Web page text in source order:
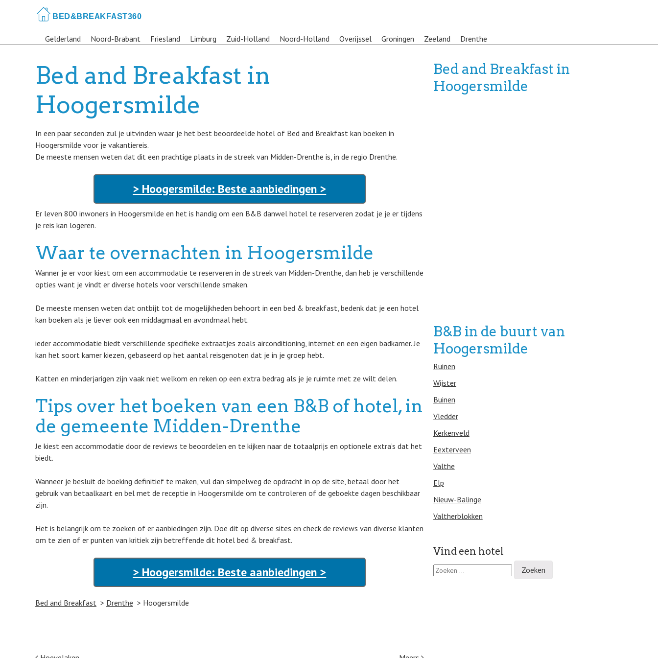
Gelderland Noord-Brabant Friesland Limburg Zuid-Holland Noord-Holland Overijssel Groningen Zeeland Drenthe
Bed and Breakfast in
Hoogersmilde
In een paar seconden zul je uitvinden waar je het best beoordeelde hotel of Bed and Breakfast kan boeken in
Hoogersmilde voor je vakantiereis.
De meeste mensen weten dat dit een prachtige plaats in de streek van Midden-Drenthe is, in de regio Drenthe.
> Hoogersmilde: Beste aanbiedingen >
Er leven 800 inwoners in Hoogersmilde en het is handig om een B&B danwel hotel te reserveren zodat je je er tijdens
je reis kan logeren.
Waar te overnachten in Hoogersmilde
Wanner je er voor kiest om een accommodatie te reserveren in de streek van Midden-Drenthe, dan heb je verschillende
opties want je vindt er diverse hotels voor verschillende smaken.
De meeste mensen weten dat ontbijt tot de mogelijkheden behoort in een bed & breakfast, bedenk dat je een hotel
kan boeken als je liever ook een middagmaal en avondmaal hebt.
ieder accommodatie biedt verschillende specifieke extraatjes zoals airconditioning, internet en een eigen badkamer. Je
kan het soort kamer kiezen, gebaseerd op het aantal reisgenoten dat je in je groep hebt.
Katten en minderjarigen zijn vaak niet welkom en reken op een extra bedrag als je je ruimte met ze wilt delen.
Tips over het boeken van een B&B of hotel, in
de gemeente Midden-Drenthe
Je kiest een accommodatie door de reviews te beoordelen en te kijken naar de totaalprijs en optionele extra’s dat het
biedt.
Wanneer je besluit de boeking definitief te maken, vul dan simpelweg de opdracht in op de site, betaal door het
gebruik van betaalkaart en bel met de receptie in Hoogersmilde om te controleren of de geboekte dagen beschikbaar
zijn.
Het is belangrijk om te zoeken of er aanbiedingen zijn. Doe dit op diverse sites en check de reviews van diverse klanten
om te zien of er punten van kritiek zijn betreffende dit hotel bed & breakfast.
> Hoogersmilde: Beste aanbiedingen >
Bed and Breakfast Drenthe Hoogersmilde
Bed and Breakfast in
Hoogersmilde
B&B in de buurt van
Hoogersmilde
Ruinen
Wijster
Buinen
Vledder
Kerkenveld
Eexterveen
Valthe
Elp
Nieuw-Balinge
Valtherblokken
Vind een hotel
Z
o